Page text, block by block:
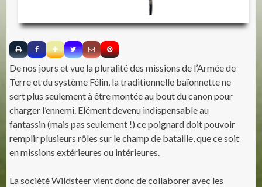
De nos jours et vue la pluralité des missions de l’Armée de
Terre et du système Félin, la traditionnelle baïonnette ne
sert plus seulement à être montée au bout du canon pour
charger l’ennemi. Elément devenu indispensable au
fantassin (mais pas seulement !) ce poignard doit pouvoir
remplir plusieurs rôles sur le champ de bataille, que ce soit
en missions extérieures ou intérieures.
La société Wildsteer vient donc de collaborer avec les